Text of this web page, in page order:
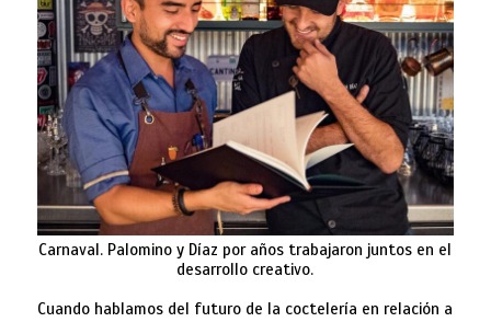
Carnaval. Palomino y Díaz por años trabajaron juntos en el
desarrollo creativo.
Cuando hablamos del futuro de la coctelería en relación a